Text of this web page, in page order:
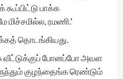
பாக்க
மிச்சமில்ல, ரமணி.’
தொடங்கியது.
வீட்டுக்குப் போனப்போ அவள
குழந்தைங்க ரெண்டும்